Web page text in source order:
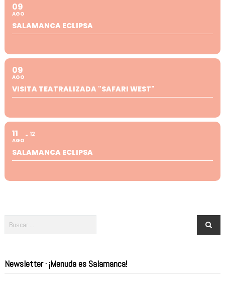
09
AGO
SALAMANCA ECLIPSA
09
AGO
VISITA TEATRALIZADA "SAFARI WEST"
11
AGO
12
SALAMANCA ECLIPSA
Newsletter · ¡Menuda es Salamanca!